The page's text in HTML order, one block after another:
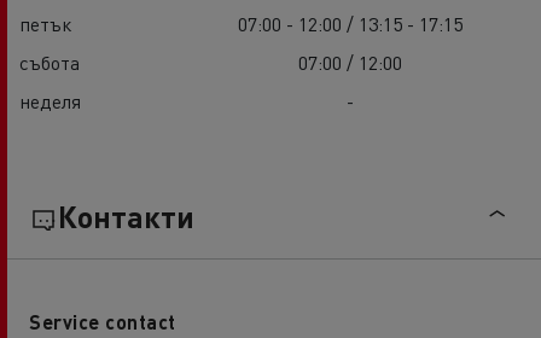
петък
07:00 - 12:00 / 13:15 - 17:15
събота
07:00 / 12:00
неделя
-
Контакти
Service contact